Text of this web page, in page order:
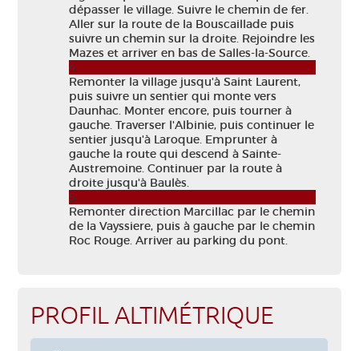
dépasser le village. Suivre le chemin de fer.
Aller sur la route de la Bouscaillade puis
suivre un chemin sur la droite. Rejoindre les
Mazes et arriver en bas de Salles-la-Source.
4
Remonter la village jusqu'à Saint Laurent,
puis suivre un sentier qui monte vers
Daunhac. Monter encore, puis tourner à
gauche. Traverser l'Albinie, puis continuer le
sentier jusqu'à Laroque. Emprunter à
gauche la route qui descend à Sainte-
Austremoine. Continuer par la route à
droite jusqu'à Baulès.
5
Remonter direction Marcillac par le chemin
de la Vayssiere, puis à gauche par le chemin
Roc Rouge. Arriver au parking du pont.
PROFIL ALTIMÉTRIQUE